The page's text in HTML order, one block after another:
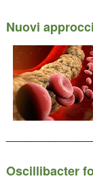
Nuovi
Oscillibacter